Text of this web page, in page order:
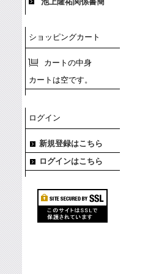
ショッピングカート
カートの中身
カートは空です。
ログイン
新規登録はこちら
ログインはこちら